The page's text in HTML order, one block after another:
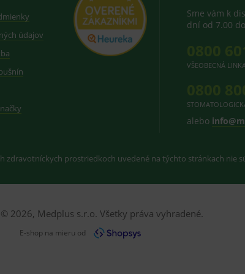
údajov
Sme vám k
dní od 7.00
VŠEOBECNÁ
alebo
prostriedkoch uvedené na týchto stránkach nie
2026, Medplus s.r.o. Všetky práva vyhradené.
E-shop na mieru od